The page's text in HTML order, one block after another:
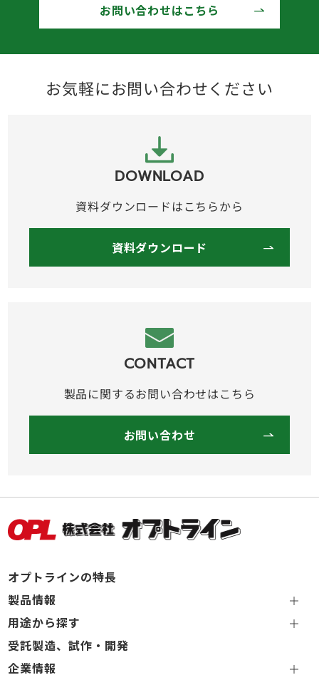
お問い合わせはこちら
お気軽にお問い合わせください
DOWNLOAD
資料ダウンロードはこちらから
資料ダウンロード
CONTACT
製品に関するお問い合わせはこちら
お問い合わせ
オプトラインの特長
製品情報
用途から探す
受託製造、試作・開発
企業情報